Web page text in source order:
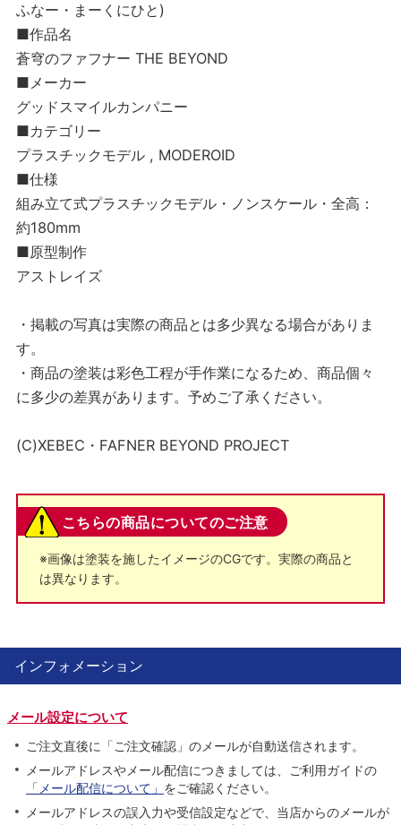
ふなー・まーくにひと)
■作品名
蒼穹のファフナー THE BEYOND
■メーカー
グッドスマイルカンパニー
■カテゴリー
プラスチックモデル , MODEROID
■仕様
組み立て式プラスチックモデル・ノンスケール・全高：
約180mm
■原型制作
アストレイズ
・掲載の写真は実際の商品とは多少異なる場合がありま
す。
・商品の塗装は彩色工程が手作業になるため、商品個々
に多少の差異があります。予めご了承ください。
(C)XEBEC・FAFNER BEYOND PROJECT
こちらの商品についてのご注意
※画像は塗装を施したイメージのCGです。実際の商品と
は異なります。
インフォメーション
メール設定について
ご注文直後に「ご注文確認」のメールが自動送信されます。
メールアドレスやメール配信につきましては、ご利用ガイドの
「メール配信について」 をご確認ください。
メールアドレスの誤入力や受信設定などで、当店からのメールが